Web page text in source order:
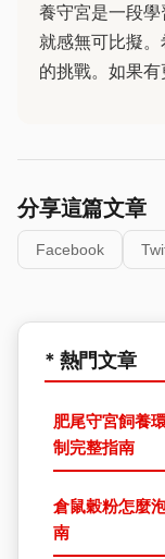
養守宮是一段
就感無可比擬
的挑戰。如果有
分享這篇文章
Facebook
* 熱門文章
肥尾守宮飼養
制完整指南
倉鼠穀粉怎麼
南